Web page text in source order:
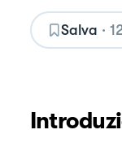
Salva ·